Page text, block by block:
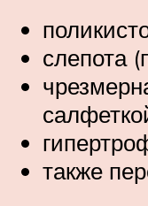
слепота
также